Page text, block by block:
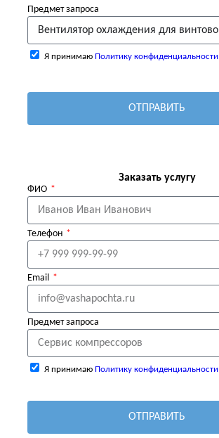
Предмет запроса
Я принимаю Политику конфиденциальности
ОТПРАВИТЬ
Заказать услугу
ФИО
Телефон
Email
Предмет запроса
Я принимаю Политику конфиденциальности
ОТПРАВИТЬ